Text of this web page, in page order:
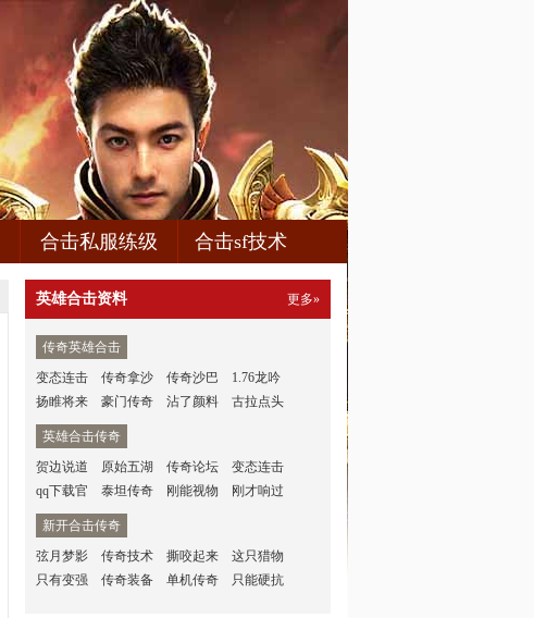
合击私服练级 合击sf技术
英雄合击资料 更多»
传奇英雄合击
变态连击
传奇拿沙 传奇沙巴
1.76龙吟
扬睢将来
豪门传奇 沾了颜料 古拉点头
英雄合击传奇
贺边说道
原始五湖 传奇论坛
变态连击
qq下载官
泰坦传奇 刚能视物 刚才响过
新开合击传奇
弦月梦影
传奇技术 撕咬起来
这只猎物
只有变强
传奇装备 单机传奇 只能硬抗